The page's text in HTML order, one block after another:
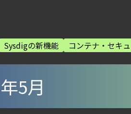
る Sysdig Secure によるセキュリティ
の連携：Agent Local機能の実装ガ
とは？クラウドワークロードを守る最
Sysdigの新機能 コンテナ・セキ
5月